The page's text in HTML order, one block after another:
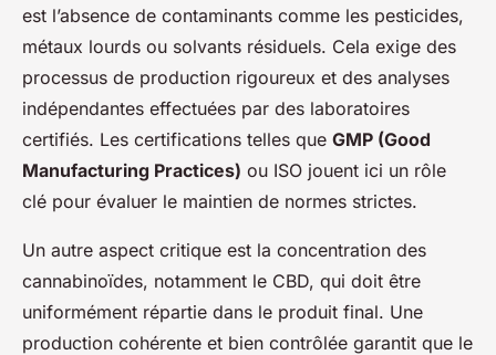
est l’absence de contaminants comme les pesticides,
métaux lourds ou solvants résiduels. Cela exige des
processus de production rigoureux et des analyses
indépendantes effectuées par des laboratoires
certifiés. Les certifications telles que GMP (Good
Manufacturing Practices) ou ISO jouent ici un rôle
clé pour évaluer le maintien de normes strictes.
Un autre aspect critique est la concentration des
cannabinoïdes, notamment le CBD, qui doit être
uniformément répartie dans le produit final. Une
production cohérente et bien contrôlée garantit que le